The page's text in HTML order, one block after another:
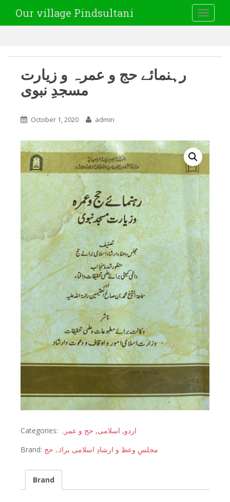
Our village Pindsultani
رہنمائے حج و عمرہ و زیارت
مسجدِ نبوی
October 1, 2020 admin
Categories: اردو, اسلامی, حج و عمرہ
Brand: مجلسِ وعظ و ارشادِ اسلامی برائے حج
Brand